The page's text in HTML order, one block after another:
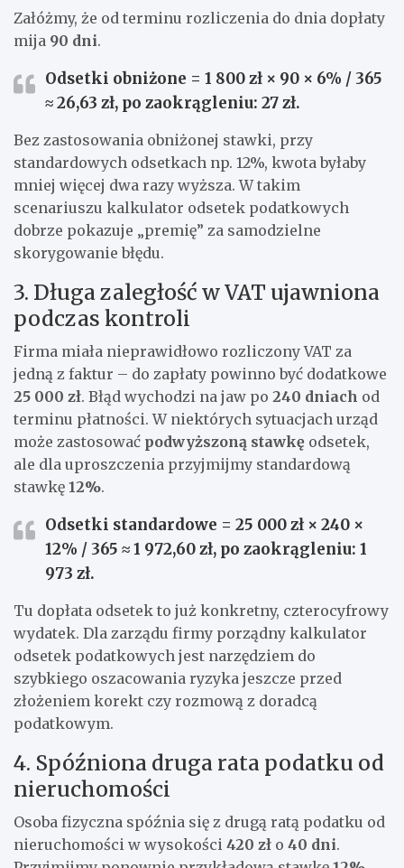
Załóżmy, że od terminu rozliczenia do dnia dopłaty
mija 90 dni.
Odsetki obniżone = 1 800 zł × 90 × 6% / 365
≈26,63 zł, po zaokrągleniu: 27 zł.
Bez zastosowania obniżonej stawki, przy
standardowych odsetkach np. 12%, kwota byłaby
mniej więcej dwa razy wyższa. W takim
scenariuszu kalkulator odsetek podatkowych
dobrze pokazuje „premię” za samodzielne
skorygowanie błędu.
3. Długa zaległość w VAT ujawniona
podczas kontroli
Firma miała nieprawidłowo rozliczony VAT za
jedną z faktur – do zapłaty powinno być dodatkowe
25 000 zł. Błąd wychodzi na jaw po 240 dniach od
terminu płatności. W niektórych sytuacjach urząd
może zastosować podwyższoną stawkę odsetek,
ale dla uproszczenia przyjmijmy standardową
stawkę 12%.
Odsetki standardowe = 25 000 zł × 240 ×
12% / 365 ≈1 972,60 zł, po zaokrągleniu: 1
973 zł.
Tu dopłata odsetek to już konkretny, czterocyfrowy
wydatek. Dla zarządu firmy porządny kalkulator
odsetek podatkowych jest narzędziem do
szybkiego oszacowania ryzyka jeszcze przed
złożeniem korekt czy rozmową z doradcą
podatkowym.
4. Spóźniona druga rata podatku od
nieruchomości
Osoba fizyczna spóźnia się z drugą ratą podatku od
nieruchomości w wysokości 420 zł o 40 dni.